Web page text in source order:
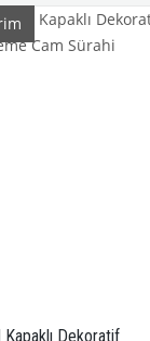
Kapaklı Dekoratif